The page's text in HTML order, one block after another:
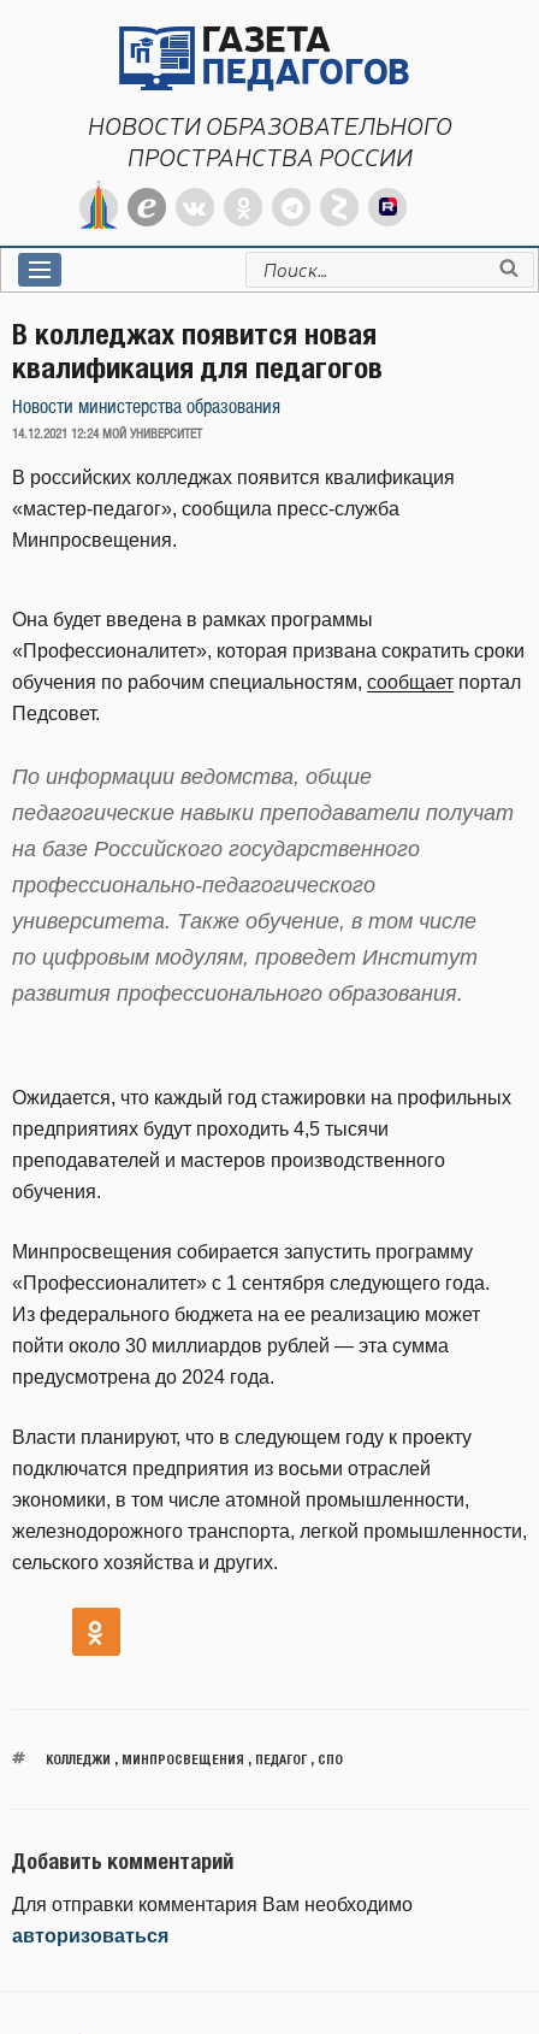
НОВОСТИ ОБРАЗОВАТЕЛЬНОГО
ПРОСТРАНСТВА РОССИИ
Искать:
В колледжах появится новая
квалификация для педагогов
Новости министерства образования
ОПУБЛИКОВАНО
14.12.2021 12:24 МОЙ УНИВЕРСИТЕТ
В российских колледжах появится квалификация
«мастер-педагог», сообщила пресс-служба
Минпросвещения.
Она будет введена в рамках программы
«Профессионалитет», которая призвана сократить сроки
обучения по рабочим специальностям, сообщает портал
Педсовет.
По информации ведомства, общие
педагогические навыки преподаватели получат
на базе Российского государственного
профессионально-педагогического
университета. Также обучение, в том числе
по цифровым модулям, проведет Институт
развития профессионального образования.
Ожидается, что каждый год стажировки на профильных
предприятиях будут проходить 4,5 тысячи
преподавателей и мастеров производственного
обучения.
Минпросвещения собирается запустить программу
«Профессионалитет» с 1 сентября следующего года.
Из федерального бюджета на ее реализацию может
пойти около 30 миллиардов рублей — эта сумма
предусмотрена до 2024 года.
Власти планируют, что в следующем году к проекту
подключатся предприятия из восьми отраслей
экономики, в том числе атомной промышленности,
железнодорожного транспорта, легкой промышленности,
сельского хозяйства и других.
КОЛЛЕДЖИ МИНПРОСВЕЩЕНИЯ ПЕДАГОГ, СПО
Добавить комментарий
Для отправки комментария Вам необходимо
авторизоваться